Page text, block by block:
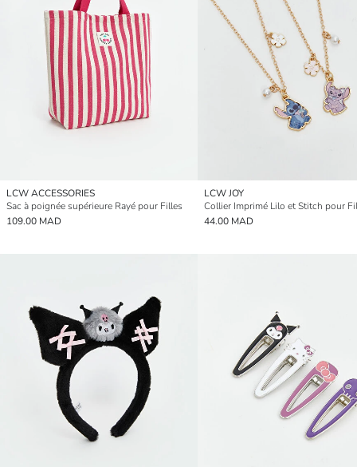
LCW ACCESSORIES
Sac à poignée supérieure Rayé pour Filles
109.00 MAD
LCW JOY
Collier Imprimé Lilo et Stitch pour
44.00 MAD